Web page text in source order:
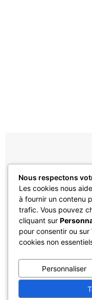
Le premier
la Côte d'Ivoire
Nous respectons
Les cookies nous
à fournir un contenu
trafic. Vous pouvez
cliquant sur
pour consentir ou sur
cookies non
Personnaliser